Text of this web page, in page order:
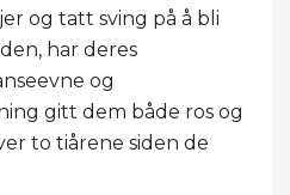
og tatt sving på å bli
har deres
og
gitt dem både ros og
to tiårene siden de